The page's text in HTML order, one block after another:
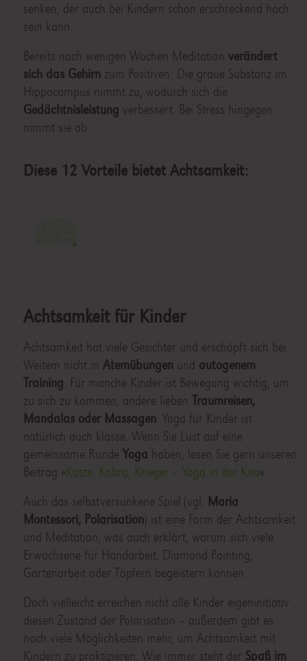
senken, der auch bei Kindern schon erschreckend hoch
sein kann.
Bereits nach wenigen Wochen Meditation verändert
sich das Gehirn zum Positiven: Die graue Substanz im
Hippocampus nimmt zu, wodurch sich die
Gedächtnisleistung verbessert. Bei Stress hingegen
nimmt sie ab.
Diese 12 Vorteile bietet Achtsamkeit:
Achtsamkeit für Kinder
Achtsamkeit hat viele Gesichter und erschöpft sich bei
Weitem nicht in Atemübungen und autogenem
Training . Für manche Kinder ist Bewegung wichtig, um
zu sich zu kommen, andere lieben Traumreisen,
Mandalas oder Massagen . Yoga für Kinder ist
natürlich auch klasse. Wenn Sie Lust auf eine
gemeinsame Runde Yoga haben, lesen Sie gern unseren
Beitrag »Katze, Kobra, Krieger – Yoga in der Kita«.
Auch das selbstversunkene Spiel (vgl.
Maria
Montessori, Polarisation) ist eine Form der Achtsamkeit
und Meditation, was auch erklärt, warum sich viele
Erwachsene für Handarbeit, Diamond Painting,
Gartenarbeit oder Töpfern begeistern können.
Doch vielleicht erreichen nicht alle Kinder eigeninitiativ
diesen Zustand der Polarisation – außerdem gibt es
noch viele Möglichkeiten mehr, um Achtsamkeit mit
Kindern zu praktizieren. Wie immer steht der Spaß im